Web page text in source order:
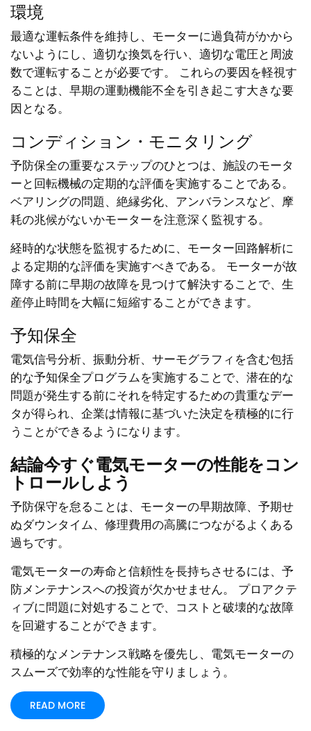
環境
最適な運転条件を維持し、モーターに過負荷がかから
ないようにし、適切な換気を行い、適切な電圧と周波
数で運転することが必要です。 これらの要因を軽視す
ることは、早期の運動機能不全を引き起こす大きな要
因となる。
コンディション・モニタリング
予防保全の重要なステップのひとつは、施設のモータ
ーと回転機械の定期的な評価を実施することである。
ベアリングの問題、絶縁劣化、アンバランスなど、摩
耗の兆候がないかモーターを注意深く監視する。
経時的な状態を監視するために、モーター回路解析に
よる定期的な評価を実施すべきである。 モーターが故
障する前に早期の故障を見つけて解決することで、生
産停止時間を大幅に短縮することができます。
予知保全
電気信号分析、振動分析、サーモグラフィを含む包括
的な予知保全プログラムを実施することで、潜在的な
問題が発生する前にそれを特定するための貴重なデー
タが得られ、企業は情報に基づいた決定を積極的に行
うことができるようになります。
結論今すぐ電気モーターの性能をコン
トロールしよう
予防保守を怠ることは、モーターの早期故障、予期せ
ぬダウンタイム、修理費用の高騰につながるよくある
過ちです。
電気モーターの寿命と信頼性を長持ちさせるには、予
防メンテナンスへの投資が欠かせません。 プロアクテ
ィブに問題に対処することで、コストと破壊的な故障
を回避することができます。
積極的なメンテナンス戦略を優先し、電気モーターの
スムーズで効率的な性能を守りましょう。
READ MORE